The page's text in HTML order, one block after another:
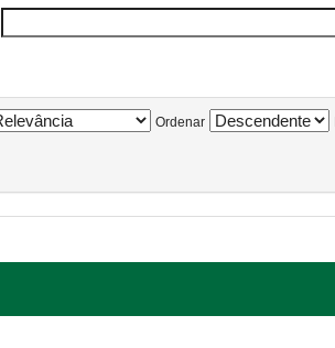
Ordenar